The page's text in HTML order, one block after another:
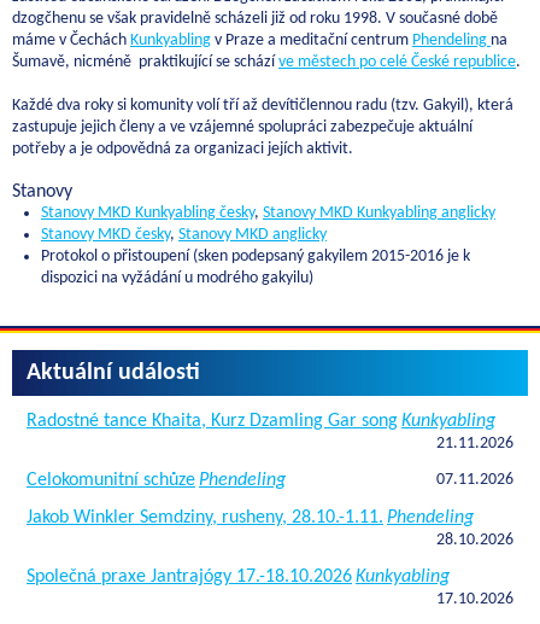
dzogčhenu se však pravidelně scházeli již od roku 1998. V současné době
máme v Čechách Kunkyabling v Praze a meditační centrum Phendeling na
Šumavě, nicméně praktikující se schází ve městech po celé České republice.
Každé dva roky si komunity volí tří až devítičlennou radu (tzv. Gakyil), která
zastupuje jejich členy a ve vzájemné spolupráci zabezpečuje aktuální
potřeby a je odpovědná za organizaci jejích aktivit.
Stanovy
Stanovy MKD Kunkyabling česky, Stanovy MKD Kunkyabling anglicky
Stanovy MKD česky, Stanovy MKD anglicky
Protokol o přistoupení (sken podepsaný gakyilem 2015-2016 je k
dispozici na vyžádání u modrého gakyilu)
Aktuální události
Radostné tance Khaita, Kurz Dzamling Gar songKunkyabling
21.11.2026
Celokomunitní schůzePhendeling 07.11.2026
Jakob Winkler Semdziny, rusheny, 28.10.-1.11. Phendeling
28.10.2026
Společná praxe Jantrajógy 17.-18.10.2026Kunkyabling
17.10.2026